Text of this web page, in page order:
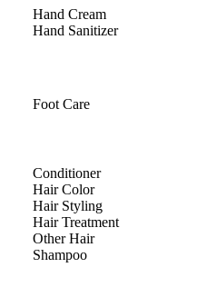
Hand Cream
Hand Sanitizer
Foot Care
Conditioner
Hair Color
Hair Styling
Hair Treatment
Other Hair
Shampoo